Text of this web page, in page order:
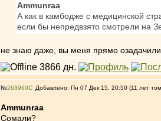
Ammunraa
А как в камбодже с медицинской
если бы непредвзято смотрели на
не знаю даже, вы меня прямо
№263960 Добавлено: Пн 07 Дек 15, 20:50 (11 лет
Ammunraa
Сомали?